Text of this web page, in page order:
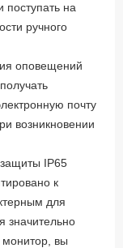
на
ручного
оповещений
почту
возникновении
IP65
к
для
значительно
монитор, вы